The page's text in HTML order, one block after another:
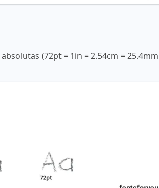
(72pt = 1in = 2.54cm =